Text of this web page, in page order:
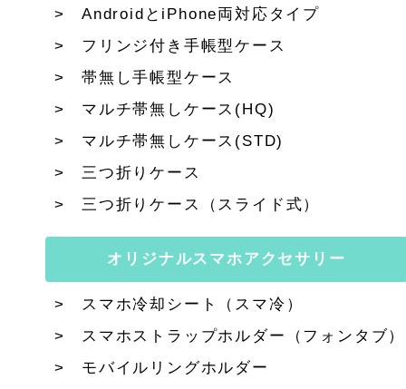
AndroidとiPhone両対応タイプ
フリンジ付き手帳型ケース
帯無し手帳型ケース
マルチ帯無しケース(HQ)
マルチ帯無しケース(STD)
三つ折りケース
三つ折りケース（スライド式）
オリジナルスマホアクセサリー
スマホ冷却シート（スマ冷）
スマホストラップホルダー（フォンタブ）
モバイルリングホルダー